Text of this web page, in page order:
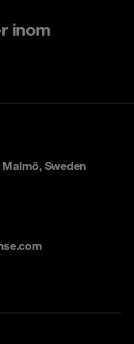
inom
Malmö, Sweden